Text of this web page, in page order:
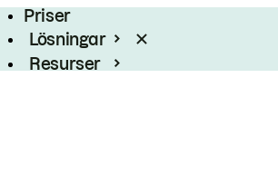
Priser
Lösningar
Resurser